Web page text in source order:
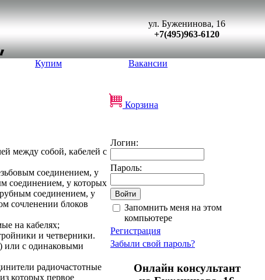
ул. Буженинова, 16
+7(495)963-6120
Купим Вакансии
Корзина
между собой, кабелей с
соединением, у
соединением, у которых
соединением, у
сочленении блоков
на кабелях;
и четверники.
или с одинаковыми
радиочастотные
которых первое
Логин:
Пароль:
Запомнить меня на этом
компьютере
Регистрация
Забыли свой пароль?
Онлайн консультант